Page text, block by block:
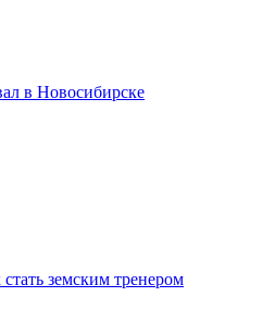
в Новосибирске
земским тренером